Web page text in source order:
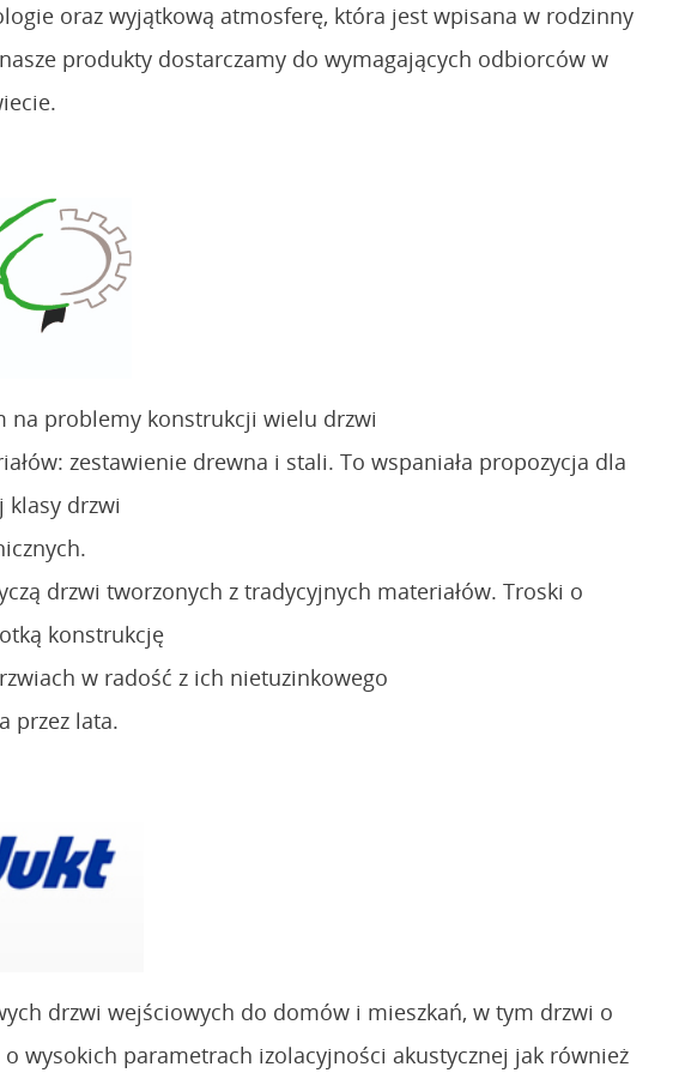
oraz wyjątkową atmosferę, która jest wpisana w rodzinny
produkty dostarczamy do wymagających odbiorców w
na problemy konstrukcji wielu drzwi
zestawienie drewna i stali. To wspaniała propozycja dla
klasy drzwi
drzwi tworzonych z tradycyjnych materiałów. Troski o
konstrukcję
w radość z ich nietuzinkowego
przez lata.
drzwi wejściowych do domów i mieszkań, w tym drzwi o
wysokich parametrach izolacyjności akustycznej jak również